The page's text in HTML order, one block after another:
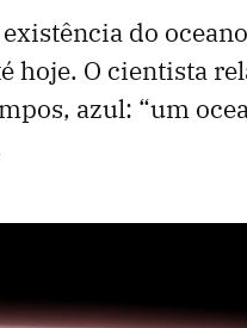
do
hoje. O cientista
azul: “um